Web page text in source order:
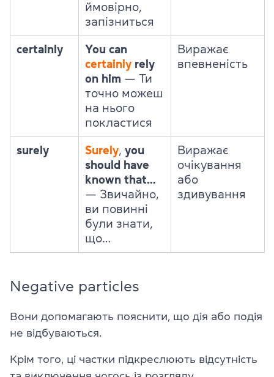
ймовірно,
запізниться
certainly
You can
certainly rely
on him — Ти
точно можеш
на нього
покластися
Виражає
впевненість
surely Surely, you
should have
known that…
— Звичайно,
ви повинні
були знати,
що…
Виражає
очікування
або
здивування
Negative particles
Вони допомагають пояснити, що дія або подія
не відбуваються.
Крім того, ці частки підкреслюють відсутність